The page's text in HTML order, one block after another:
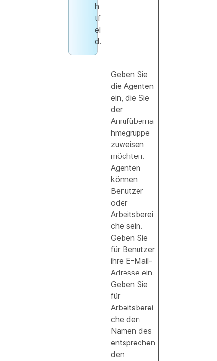
h
tf
el
d.
Geben Sie
die Agenten
ein, die Sie
der
Anrufüberna
hmegruppe
zuweisen
möchten.
Agenten
können
Benutzer
oder
Arbeitsberei
che sein.
Geben Sie
für Benutzer
ihre E-Mail-
Adresse ein.
Geben Sie
für
Arbeitsberei
che den
Namen des
entsprechen
den